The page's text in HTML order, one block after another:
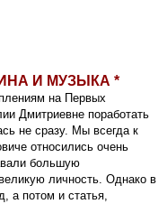
И МУЗЫКА *
на Первых
Дмитриевне поработать
не сразу. Мы всегда к
относились очень
большую
личность. Однако в
а потом и статья,